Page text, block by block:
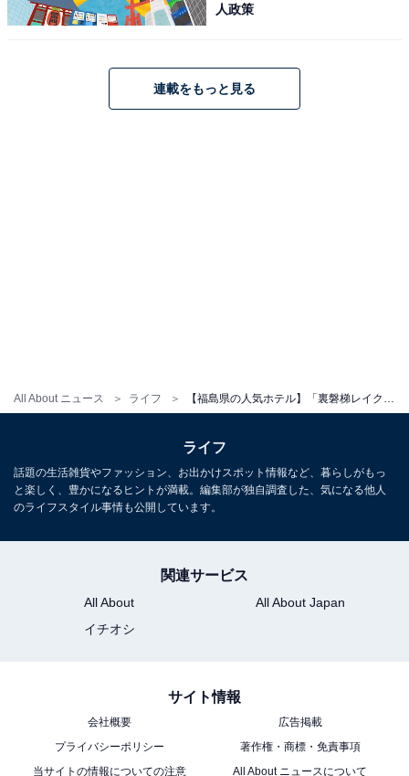
All About ニュース ライフ
アクセス・料金・宿泊情報は？
チェックアウト：11:00
※プランにより時間が異なる可能性があります
※掲載されている情報は記事公開時のものです。あらか
じめご了承ください。
また、記事中の宿泊プランを予約すると、売上の一部が
オールアバウトに還元されることがあります。
こちらもおすすめ
人政策
連載をもっと見る
ライフ
話題の生活雑貨やファッション、お出かけスポット情報など、暮らしがもっ
と楽しく、豊かになるヒントが満載。編集部が独自調査した、気になる他人
のライフスタイル事情も公開しています。
関連サービス
All About
All About Japan
イチオシ
サイト情報
会社概要
広告掲載
プライバシーポリシー
著作権・商標・免責事項
当サイトの情報についての注意
All About ニュースについて